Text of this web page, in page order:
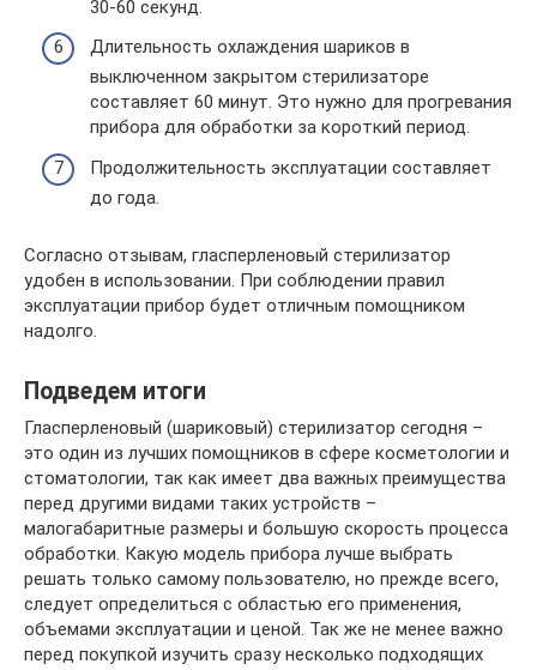
30-60 секунд.
Длительность охлаждения шариков в
выключенном закрытом стерилизаторе
составляет 60 минут. Это нужно для прогревания
прибора для обработки за короткий период.
Продолжительность эксплуатации составляет
до года.
Согласно отзывам, гласперленовый стерилизатор
удобен в использовании. При соблюдении правил
эксплуатации прибор будет отличным помощником
надолго.
Подведем итоги
Гласперленовый (шариковый) стерилизатор сегодня –
это один из лучших помощников в сфере косметологии и
стоматологии, так как имеет два важных преимущества
перед другими видами таких устройств –
малогабаритные размеры и большую скорость процесса
обработки. Какую модель прибора лучше выбрать
решать только самому пользователю, но прежде всего,
следует определиться с областью его применения,
объемами эксплуатации и ценой. Так же не менее важно
перед покупкой изучить сразу несколько подходящих